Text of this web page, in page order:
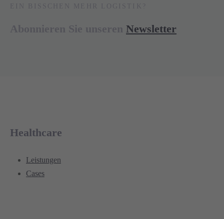
Newsletter
Healthcare
Leistungen
Cases